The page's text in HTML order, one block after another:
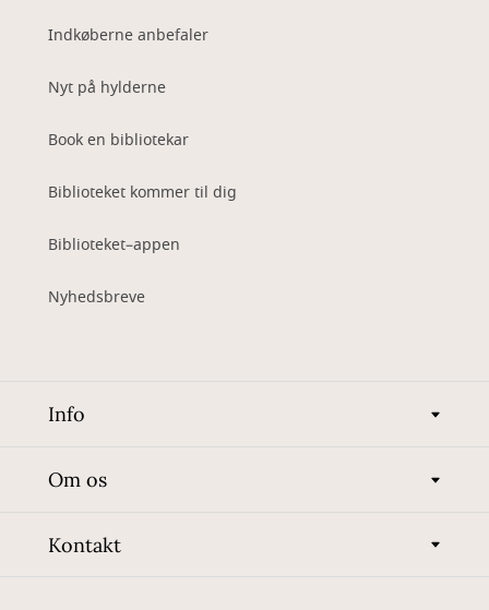
Indkøberne anbefaler
Nyt på hylderne
Book en bibliotekar
Biblioteket kommer til dig
Biblioteket–appen
Nyhedsbreve
Info
Om os
Kontakt